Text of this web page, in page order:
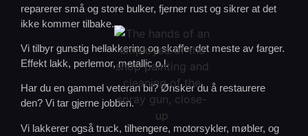
reparerer små og store bulker, fjerner rust og sikrer at det
ikke kommer tilbake.
Vi tilbyr gunstig hellakkering og skaffer det meste av farger.
Effekt lakk, perlemor, metallic o.l.
Har du en gammel veteran bil? Ønsker du å restaurere
den? Vi tar gjerne jobben.
Vi lakkerer også truck, tilhengere, motorsykler, møbler, og